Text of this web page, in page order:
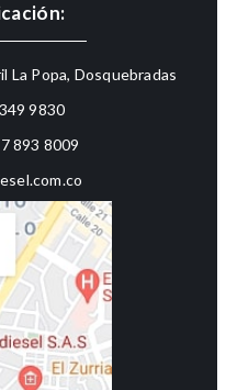
La Popa, Dosquebradas
9830
893 8009